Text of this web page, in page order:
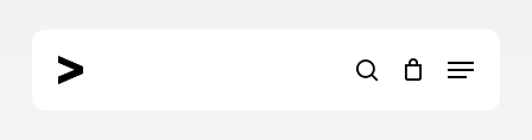
search
Menu